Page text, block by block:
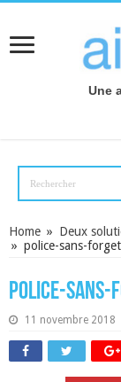
Une
Home » Deux
» police-sans-
police-
11 novembre 2018